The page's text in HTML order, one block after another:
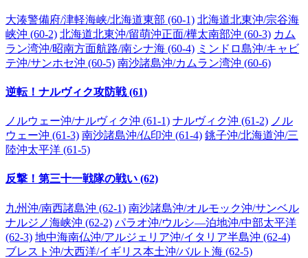
大湊警備府/津軽海峡/北海道東部 (60-1) 北海道北東沖/宗谷海
峡沖 (60-2) 北海道北東沖/留萌沖正面/樺太南部沖 (60-3) カム
ラン湾沖/昭南方面航路/南シナ海 (60-4) ミンドロ島沖/キャビ
テ沖/サンホセ沖 (60-5) 南沙諸島沖/カムラン湾沖 (60-6)
逆転！ナルヴィク攻防戦 (61)
ノルウェー沖/ナルヴィク沖 (61-1) ナルヴィク沖 (61-2) ノル
ウェー沖 (61-3) 南沙諸島沖/仏印沖 (61-4) 銚子沖/北海道沖/三
陸沖太平洋 (61-5)
反撃！第三十一戦隊の戦い (62)
九州沖/南西諸島沖 (62-1) 南沙諸島沖/オルモック沖/サンベル
ナルジノ海峡沖 (62-2) パラオ沖/ウルシ―泊地沖/中部太平洋
(62-3) 地中海南仏沖/アルジェリア沖/イタリア半島沖 (62-4)
ブレスト沖/大西洋/イギリス本土沖/バルト海 (62-5)